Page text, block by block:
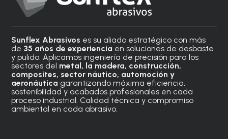
Sunflex Abrasivos es su aliado estratégico con más
de 35 años de experiencia en soluciones de desbaste
y pulido. Aplicamos ingeniería de precisión para los
sectores del metal, la madera, construcción,
composites, sector náutico, automoción y
aeronáutica garantizando máxima eficiencia,
sostenibilidad y acabados profesionales en cada
proceso industrial. Calidad técnica y compromiso
ambiental en cada abrasivo.